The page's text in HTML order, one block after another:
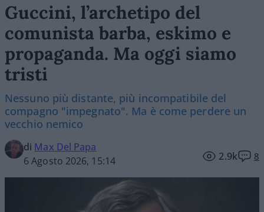
Guccini, l’archetipo del
comunista barba, eskimo e
propaganda. Ma oggi siamo
tristi
Nessuno più distante, più incompatibile del
compagno "impegnato". Ma è come perdere un
vecchio nemico
di Max Del Papa
6 Agosto 2026, 15:14
2.9k 8